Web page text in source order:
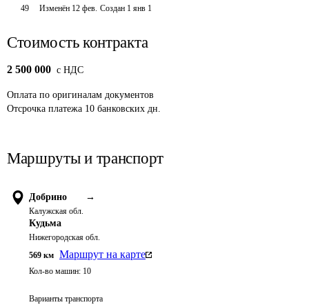
49 Изменён 12 фев. Создан 1 янв 1
Стоимость контракта
2 500 000 c НДС
Оплата по оригиналам документов
Отсрочка платежа 10 банковских дн.
Маршруты и транспорт
Добрино →
Калужская обл.
Кудьма
Нижегородская обл.
569 км Маршрут на карте
Кол-во машин: 10
Варианты транспорта